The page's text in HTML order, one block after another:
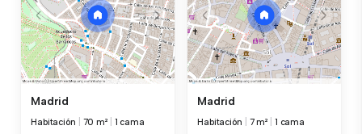
Madrid
Habitación 70 m² 1 cama
Madrid
Habitación 7 m² 1 cama